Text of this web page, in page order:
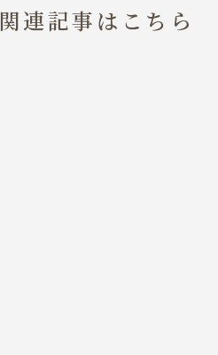
関連記事はこちら